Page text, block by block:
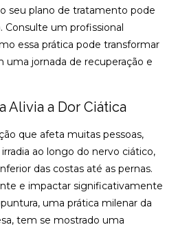
seu plano de tratamento pode
Consulte um profissional
essa prática pode transformar
uma jornada de recuperação e
Alivia a Dor Ciática
que afeta muitas pessoas,
ao longo do nervo ciático,
das costas até as pernas.
e impactar significativamente
uma prática milenar da
tem se mostrado uma
EFICAZ
SUA QUALIDADE DE
SAÚDE